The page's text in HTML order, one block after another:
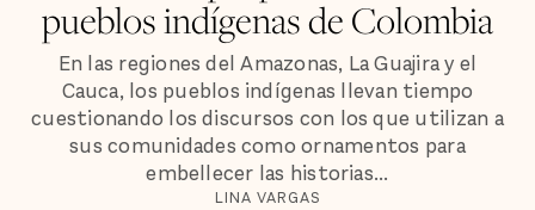
pueblos indígenas de Colombia
En las regiones del Amazonas, La Guajira y el
Cauca, los pueblos indígenas llevan tiempo
cuestionando los discursos con los que utilizan a
sus comunidades como ornamentos para
embellecer las historias...
LINA VARGAS